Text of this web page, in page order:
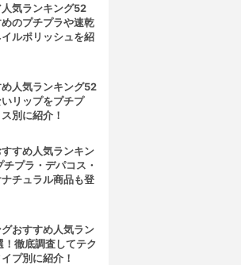
気ランキング52
のプチプラや速乾
ルポリッシュを紹
人気ランキング52
リップをプチプ
別に紹介！
すめ人気ランキン
プラ・デパコス・
チュラル商品も登
おすすめ人気ラン
！徹底調査してテク
プ別に紹介！